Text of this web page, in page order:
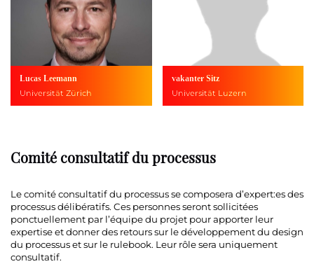
Lucas Leemann
Universität Zürich
vakanter Sitz
Universität Luzern
Comité consultatif du processus
Le comité consultatif du processus se composera d’expert:es des
processus délibératifs. Ces personnes seront sollicitées
ponctuellement par l’équipe du projet pour apporter leur
expertise et donner des retours sur le développement du design
du processus et sur le rulebook. Leur rôle sera uniquement
consultatif.